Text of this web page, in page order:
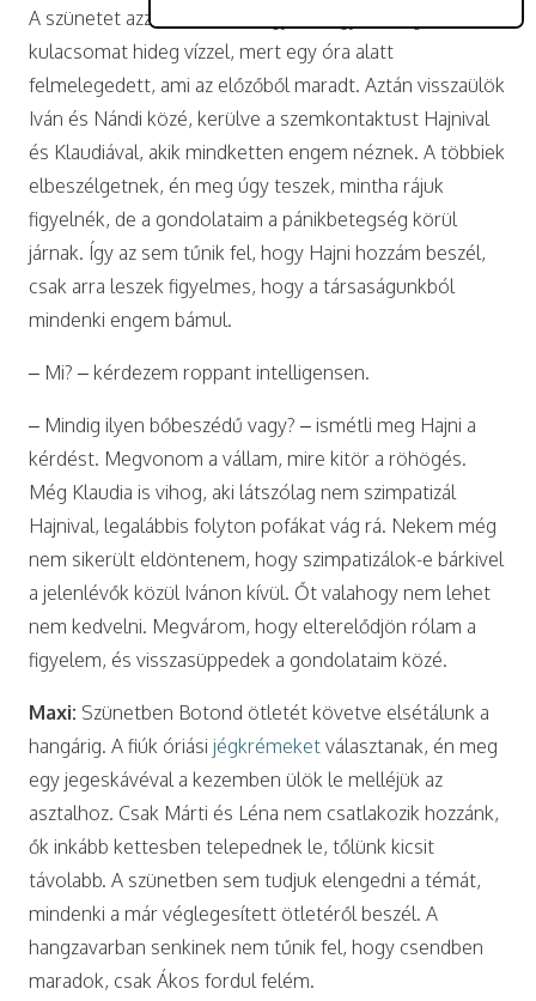
A szünetet azzal kezdem, hogy elmegyek megtölteni a
kulacsomat hideg vízzel, mert egy óra alatt
felmelegedett, ami az előzőből maradt. Aztán visszaülök
Iván és Nándi közé, kerülve a szemkontaktust Hajnival
és Klaudiával, akik mindketten engem néznek. A többiek
elbeszélgetnek, én meg úgy teszek, mintha rájuk
figyelnék, de a gondolataim a pánikbetegség körül
járnak. Így az sem tűnik fel, hogy Hajni hozzám beszél,
csak arra leszek figyelmes, hogy a társaságunkból
mindenki engem bámul.
– Mi? – kérdezem roppant intelligensen.
– Mindig ilyen bőbeszédű vagy? – ismétli meg Hajni a
kérdést. Megvonom a vállam, mire kitör a röhögés.
Még Klaudia is vihog, aki látszólag nem szimpatizál
Hajnival, legalábbis folyton pofákat vág rá. Nekem még
nem sikerült eldöntenem, hogy szimpatizálok-e bárkivel
a jelenlévők közül Ivánon kívül. Őt valahogy nem lehet
nem kedvelni. Megvárom, hogy elterelődjön rólam a
figyelem, és visszasüppedek a gondolataim közé.
Maxi: Szünetben Botond ötletét követve elsétálunk a
hangárig. A fiúk óriási jégkrémeket választanak, én meg
egy jegeskávéval a kezemben ülök le melléjük az
asztalhoz. Csak Márti és Léna nem csatlakozik hozzánk,
ők inkább kettesben telepednek le, tőlünk kicsit
távolabb. A szünetben sem tudjuk elengedni a témát,
mindenki a már véglegesített ötletéről beszél. A
hangzavarban senkinek nem tűnik fel, hogy csendben
maradok, csak Ákos fordul felém.